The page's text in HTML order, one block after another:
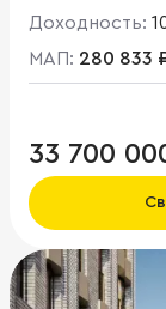
Доходность:
МАП: 280 833
33 700